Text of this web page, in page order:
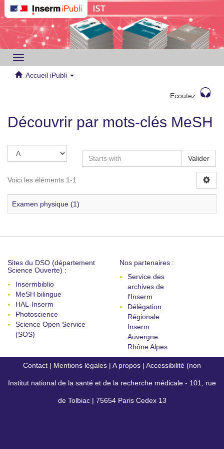
Toggle
navigation
Accueil iPubli
Ecoutez
Découvrir par mots-clés MeSH
Valider
Voici les éléments 1-1
Examen physique (1)
Sites du DSO (département
Science Ouverte) :
Insermbiblio
MeSH bilingue
HAL-Inserm
Photoscience
Science Open Service
(SOS)
Nos partenaires :
Service des
archives de
l'Inserm
Délégation
Régionale
Inserm
Auvergne
Rhône Alpes
Contact | Mentions légales | A propos | Accessibilité (non
conforme)
Institut national de la santé et de la recherche médicale - 101, rue
de Tolbiac | 75654 Paris Cedex 13